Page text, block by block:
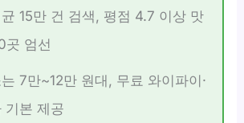
15만 건 검색, 평점 4.7 이상 맛
곳 엄선
7만~12만 원대, 무료 와이파이·
기본 제공